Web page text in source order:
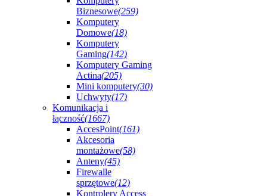
Biznesowe(259)
Komputery
Domowe(18)
Komputery
Gaming(142)
Komputery Gaming
Actina(205)
Mini komputery(30)
Uchwyty(17)
Komunikacja i
łączność(1667)
AccesPoint(161)
Akcesoria
montażowe(58)
Anteny(45)
Firewalle
sprzętowe(12)
Kontrolery Access